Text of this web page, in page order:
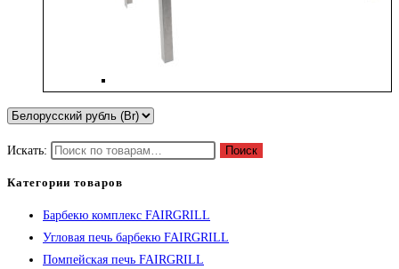
Искать: Поиск
Категории товаров
Барбекю комплекс FAIRGRILL
Угловая печь барбекю FAIRGRILL
Помпейская печь FAIRGRILL